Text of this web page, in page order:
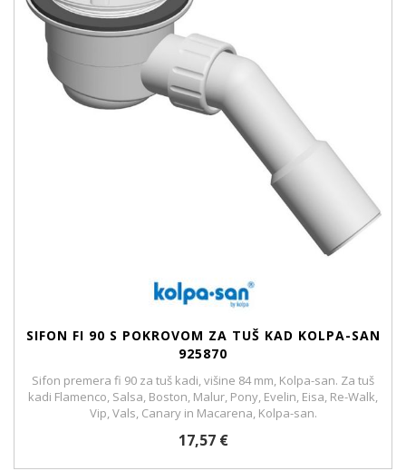
SIFON FI 90 S POKROVOM ZA TUŠ KAD KOLPA-SAN
925870
Sifon premera fi 90 za tuš kadi, višine 84 mm, Kolpa-san. Za tuš
kadi Flamenco, Salsa, Boston, Malur, Pony, Evelin, Eisa, Re-Walk,
Vip, Vals, Canary in Macarena, Kolpa-san.
17,57 €